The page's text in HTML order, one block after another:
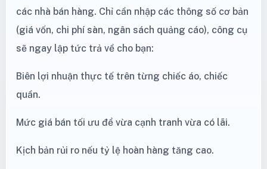
các nhà bán hàng. Chỉ cần nhập các thông số cơ bản
(giá vốn, chi phí sàn, ngân sách quảng cáo), công cụ
sẽ ngay lập tức trả về cho bạn:
Biên lợi nhuận thực tế trên từng chiếc áo, chiếc
quần.
Mức giá bán tối ưu để vừa cạnh tranh vừa có lãi.
Kịch bản rủi ro nếu tỷ lệ hoàn hàng tăng cao.